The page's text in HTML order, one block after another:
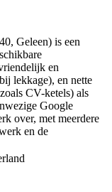
Geleen) is een
en
lekkage), en nette
CV-ketels) als
Google
over, met meerdere
en de